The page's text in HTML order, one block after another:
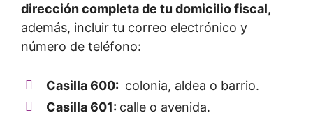
dirección completa de tu domicilio fiscal,
además, incluir tu correo electrónico y
número de teléfono:
Casilla 600: colonia, aldea o barrio.
Casilla 601: calle o avenida.